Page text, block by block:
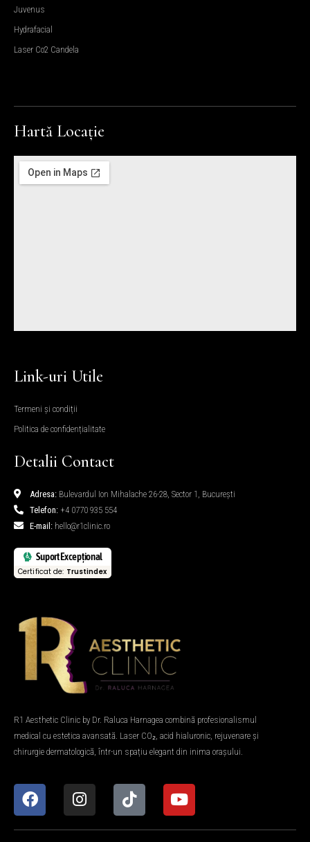
Juvenus
Hydrafacial
Laser Co2 Candela
R1 Aesthetic Clinic by Dr. Raluca Harnagea combină profesionalismul
medical cu estetica avansată. Laser CO₂, acid hialuronic, rejuvenare și
chirurgie dermatologică, într-un spațiu elegant din inima orașului.
Link-uri Utile
Termeni și condiții
Politica de confidențialitate
Detalii Contact
Adresa:Bulevardul Ion Mihalache 26-28, Sector 1, București
Telefon:+4 0770 935 554
E-mail: hello@r1clinic.ro
Suport Excepțional
Certificat de: Trustindex
Hartă Locație